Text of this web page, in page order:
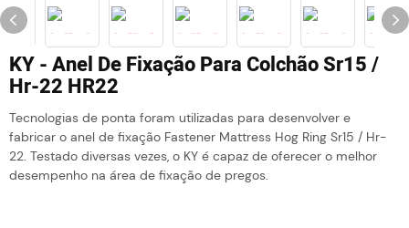
KY - Anel De Fixação Para Colchão Sr15 /
Hr-22 HR22
Tecnologias de ponta foram utilizadas para desenvolver e
fabricar o anel de fixação Fastener Mattress Hog Ring Sr15 / Hr-
22. Testado diversas vezes, o KY é capaz de oferecer o melhor
desempenho na área de fixação de pregos.